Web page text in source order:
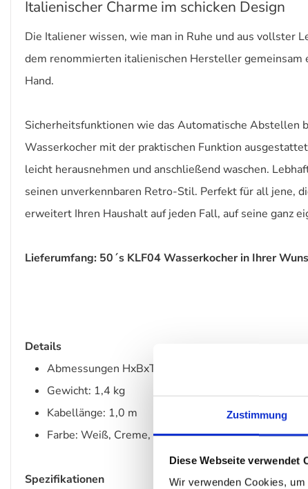
Zustimmung
Diese Webseite verwendet
Wir verwenden Cookies,
Italienischer Charme im schicken Design
Die Italiener wissen, wie man in Ruhe und aus vollster
dem renommierten italienischen Hersteller gemeinsam
Hand.
Sicherheitsfunktionen wie das Automatische Abstellen
Wasserkocher mit der praktischen Funktion
leicht herausnehmen und anschließend waschen.
seinen unverkennbaren Retro-Stil. Perfekt für all jene,
erweitert Ihren Haushalt auf jeden Fall, auf seine ganz
Lieferumfang: 50´s KLF04 Wasserkocher in Ihrer
Details
Abmessungen HxBxT: H.:28,0 x B.:22,3 x T.:17, 1 cm
Gewicht: 1,4 kg
Kabellänge: 1,0 m
Farbe: Weiß, Creme, Pastellgrün, Rot, Pink, Schwarz
Spezifikationen